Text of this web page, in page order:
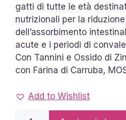
era:
29,00 €.
è:
25,52 €.
gatti di tutte le età
nutrizionali per la
dell’assorbimento
acute e i periodi di
Con Tannini e Ossido di
con Farina di Carruba,
Add to Wishlist